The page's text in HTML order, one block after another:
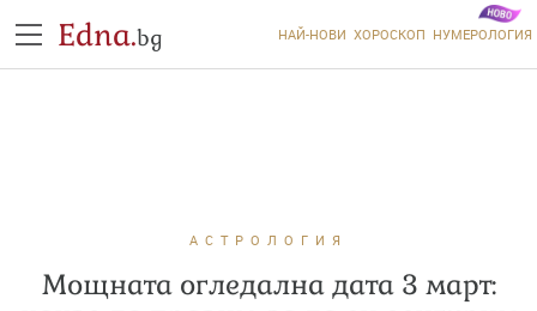
Edna.bg НАЙ-НОВИ ХОРОСКОП НУМЕРОЛОГИЯ
АСТРОЛОГИЯ
Мощната огледална дата 3 март: